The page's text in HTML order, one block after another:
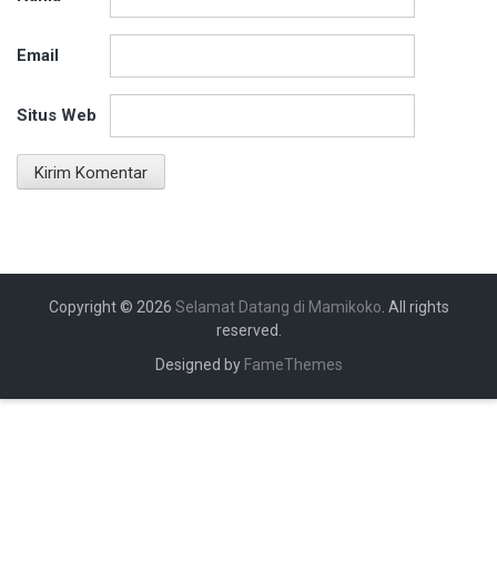
Email
Situs Web
Copyright © 2026 Selamat Datang di Mamikoko . All rights
reserved.
Designed by FameThemes